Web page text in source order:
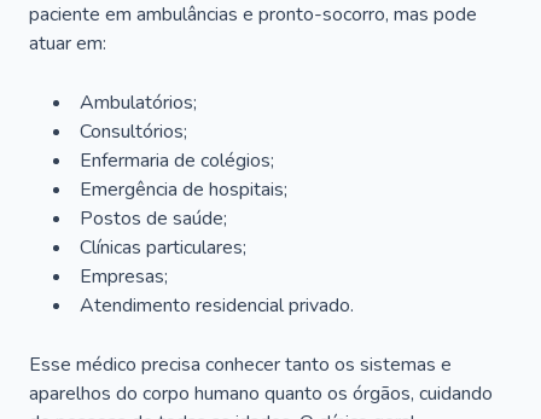
paciente em ambulâncias e pronto-socorro, mas pode
atuar em:
Ambulatórios;
Consultórios;
Enfermaria de colégios;
Emergência de hospitais;
Postos de saúde;
Clínicas particulares;
Empresas;
Atendimento residencial privado.
Esse médico precisa conhecer tanto os sistemas e
aparelhos do corpo humano quanto os órgãos, cuidando